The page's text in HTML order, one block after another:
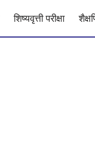
शिष्यवृत्ती परीक्षा